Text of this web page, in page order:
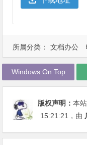
所属分类： 文档办公
Windows On Top
版权声明：本
15:21:21 ，由